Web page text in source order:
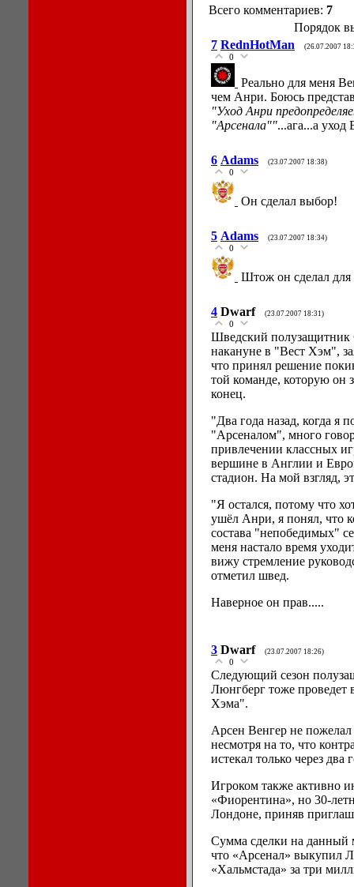
Всего комментариев: 7
Порядок
7 RednHotMan (26.07.2007
0
Реально для меня
чем Анри. Боюсь
"Уход Анри
"Арсенала""...ага...а уход
6 Adams (23.07.2007 18:38)
0
Он сделал выбор!
5 Adams (23.07.2007 18:34)
0
Штож он сделал
4 Dwarf (23.07.2007 18:31)
0
Шведский
накануне в "Вест Хэм",
что принял решение
той команде, которую он
конец.
"Два года назад, когда я
"Арсеналом", много
привлечении классных
вершине в Англии и
стадион. На мой взгляд,
"Я остался, потому что
ушёл Анри, я понял, что
состава "непобедимых"
меня настало время
вижу стремление
отметил швед.
Наверное он прав.....
3 Dwarf (23.07.2007 18:26)
0
Следующий сезон
Люнгберг тоже проведет
Хэма".
Арсен Венгер не пожелал
несмотря на то, что
истекал только через два
Игроком также активно
«Фиорентина», но 30-
Лондоне, приняв
Сумма сделки на данный
что «Арсенал» выкупил
«Хальмстада» за три